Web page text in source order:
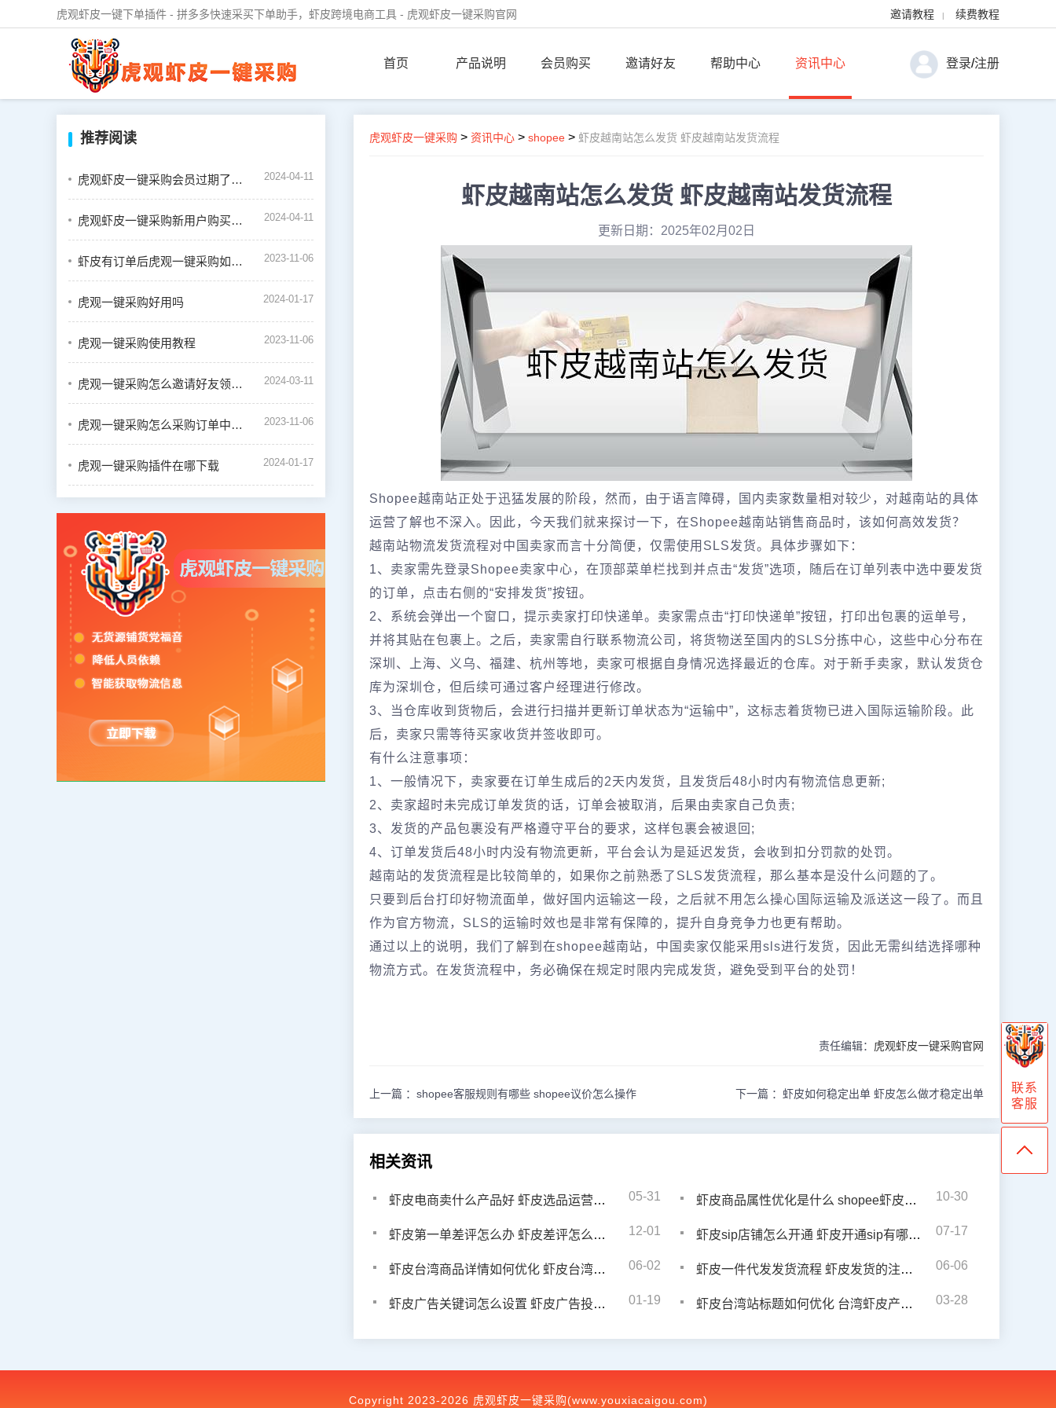
虎观虾皮一键下单插件 - 拼多多快速采买下单助手，虾皮跨境电商工具 - 虎观虾皮一键采购官网 邀请教程 | 续费教程
首页 产品说明 会员购买 邀请好友 帮助中心 资讯中心 登录/注册
推荐阅读
虎观虾皮一键采购会员过期了怎么续费 2024-04-11
虎观虾皮一键采购新用户购买会员教程 2024-04-11
虾皮有订单后虎观一键采购如何下单 2023-11-06
虎观一键采购好用吗 2024-01-17
虎观一键采购使用教程 2023-11-06
虎观一键采购怎么邀请好友领取奖励 2024-03-11
虎观一键采购怎么采购订单中的商品 2023-11-06
虎观一键采购插件在哪下载 2024-01-17
虎观虾皮一键采购 > 资讯中心 > shopee > 虾皮越南站怎么发货 虾皮越南站发货流程
虾皮越南站怎么发货 虾皮越南站发货流程
更新日期：2025年02月02日
Shopee越南站正处于迅猛发展的阶段，然而，由于语言障碍，国内卖家数量相对较少，对越南站的具体
运营了解也不深入。因此，今天我们就来探讨一下，在Shopee越南站销售商品时，该如何高效发货？
越南站物流发货流程对中国卖家而言十分简便，仅需使用SLS发货。具体步骤如下：
1、卖家需先登录Shopee卖家中心，在顶部菜单栏找到并点击“发货”选项，随后在订单列表中选中要发货
的订单，点击右侧的“安排发货”按钮。
2、系统会弹出一个窗口，提示卖家打印快递单。卖家需点击“打印快递单”按钮，打印出包裹的运单号，
并将其贴在包裹上。之后，卖家需自行联系物流公司，将货物送至国内的SLS分拣中心，这些中心分布在
深圳、上海、义乌、福建、杭州等地，卖家可根据自身情况选择最近的仓库。对于新手卖家，默认发货仓
库为深圳仓，但后续可通过客户经理进行修改。
3、当仓库收到货物后，会进行扫描并更新订单状态为“运输中”，这标志着货物已进入国际运输阶段。此
后，卖家只需等待买家收货并签收即可。
有什么注意事项：
1、一般情况下，卖家要在订单生成后的2天内发货，且发货后48小时内有物流信息更新;
2、卖家超时未完成订单发货的话，订单会被取消，后果由卖家自己负责;
3、发货的产品包裹没有严格遵守平台的要求，这样包裹会被退回;
4、订单发货后48小时内没有物流更新，平台会认为是延迟发货，会收到扣分罚款的处罚。
越南站的发货流程是比较简单的，如果你之前熟悉了SLS发货流程，那么基本是没什么问题的了。
只要到后台打印好物流面单，做好国内运输这一段，之后就不用怎么操心国际运输及派送这一段了。而且
作为官方物流，SLS的运输时效也是非常有保障的，提升自身竞争力也更有帮助。
通过以上的说明，我们了解到在shopee越南站，中国卖家仅能采用sls进行发货，因此无需纠结选择哪种
物流方式。在发货流程中，务必确保在规定时限内完成发货，避免受到平台的处罚！
责任编辑： 虎观虾皮一键采购官网
上一篇 ： shopee客服规则有哪些 shopee议价怎么操作 下一篇 ： 虾皮如何稳定出单 虾皮怎么做才稳定出单
相关资讯
虾皮电商卖什么产品好 虾皮选品运营攻略 05-31 虾皮商品属性优化是什么 shopee虾皮好做吗 10-30
虾皮第一单差评怎么办 虾皮差评怎么修改 12-01 虾皮sip店铺怎么开通 虾皮开通sip有哪些服务 07-17
虾皮台湾商品详情如何优化 虾皮台湾产品详情怎么做更好 06-02 虾皮一件代发发货流程 虾皮发货的注意事项是什么 06-06
虾皮广告关键词怎么设置 虾皮广告投放优化方案 01-19 虾皮台湾站标题如何优化 台湾虾皮产品标题优化方法 03-28
Copyright 2023-2026 虎观虾皮一键采购(www.youxiacaigou.com)
联系
客服